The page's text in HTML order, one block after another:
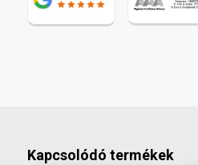
Kapcsolódó termékek